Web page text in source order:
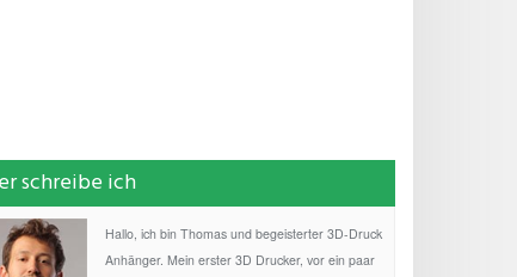
schreibe ich
Hallo, ich bin Thomas und begeisterter 3D-Druck
Anhänger. Mein erster 3D Drucker, vor ein paar